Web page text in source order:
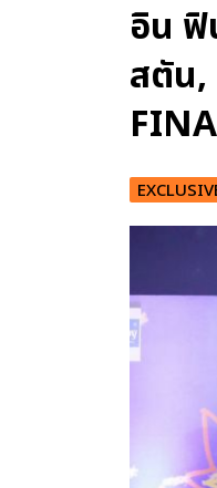
อิน ฟิ
สตัน,